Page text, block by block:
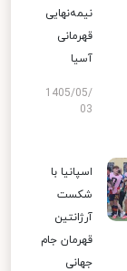
نیمه‌نهایی
قهرمانی
آسیا
1405/05/
03
اسپانیا با
شکست
آرژانتین
قهرمان جام
جهانی